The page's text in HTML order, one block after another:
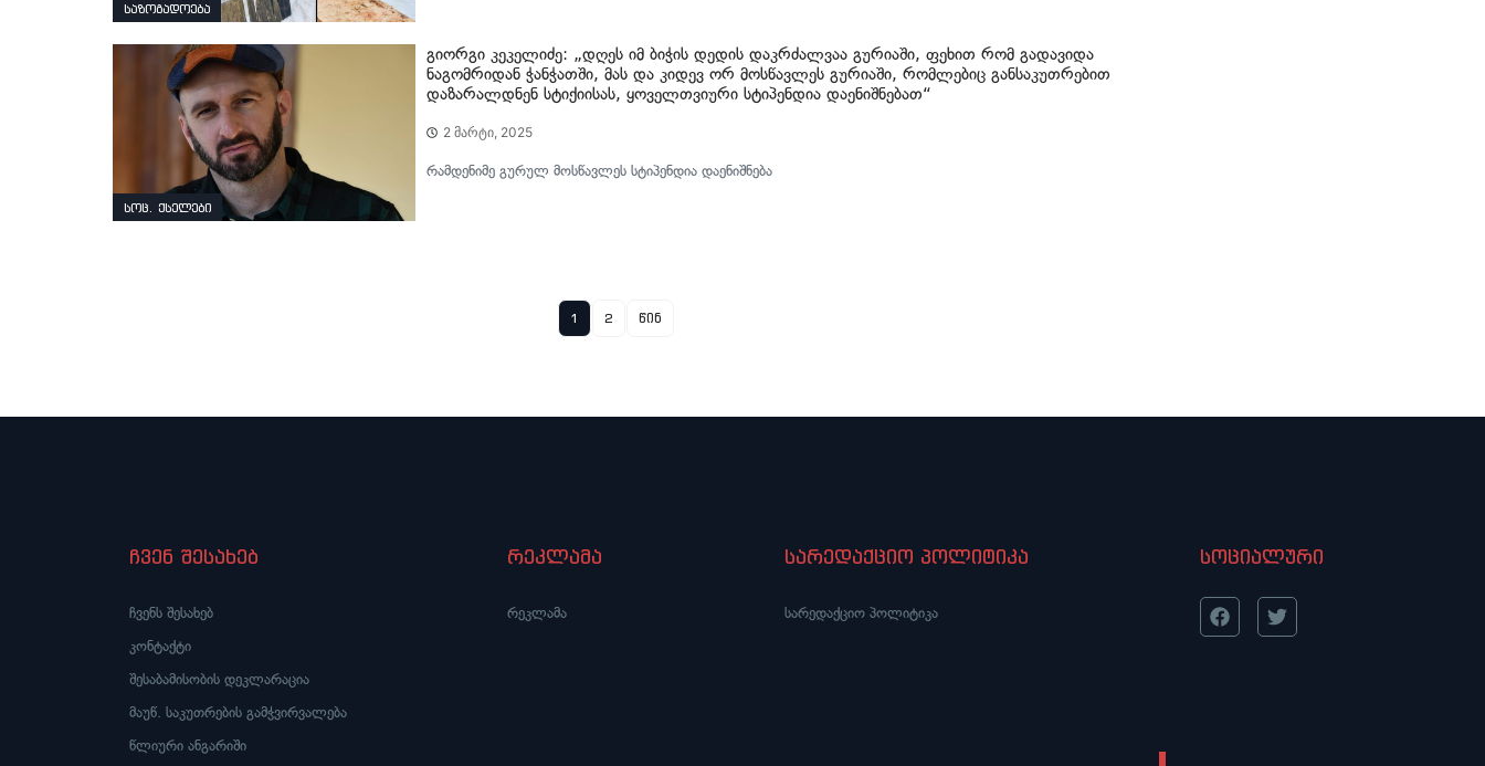
საზოგადოება
სოც. ქსელები
გიორგი კეკელიძე: „დღეს იმ ბიჭის დედის დაკრძალვაა გურიაში, ფეხით რომ გადავიდა
ნაგომრიდან ჭანჭათში, მას და კიდევ ორ მოსწავლეს გურიაში, რომლებიც განსაკუთრებით
დაზარალდნენ სტიქიისას, ყოველთვიური სტიპენდია დაენიშნებათ“
2 მარტი, 2025
რამდენიმე გურულ მოსწავლეს სტიპენდია დაენიშნება
1 2 წინ
ჩვენ შესახებ
ჩვენს შესახებ
კონტაქტი
შესაბამისობის დეკლარაცია
მაუწ. საკუთრების გამჭვირვალება
წლიური ანგარიში
რეკლამა
რეკლამა
სარედაქციო პოლიტიკა
სარედაქციო პოლიტიკა
სოციალური